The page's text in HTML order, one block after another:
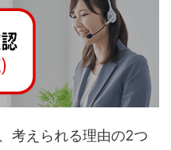
考えられる理由の2つ